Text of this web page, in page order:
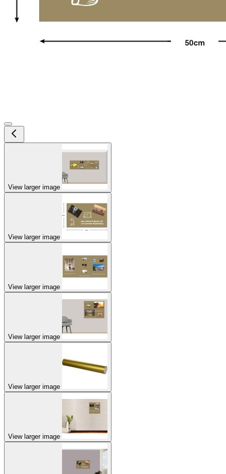
View larger image
View larger image
View larger image
View larger image
View larger image
View larger image